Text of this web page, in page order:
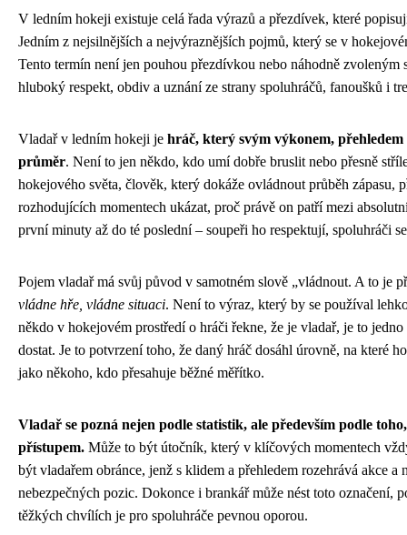
V ledním hokeji existuje celá řada výrazů a přezdívek, které
Jedním z nejsilnějších a nejvýraznějších pojmů, který se v
Tento termín není jen pouhou přezdívkou nebo náhodně zvoleným
hluboký respekt, obdiv a uznání ze strany spoluhráčů, fanoušků i
Vladař v ledním hokeji je hráč, který svým výkonem,
průměr. Není to jen někdo, kdo umí dobře bruslit nebo přesně
hokejového světa, člověk, který dokáže ovládnout průběh zápasu,
rozhodujících momentech ukázat, proč právě on patří mezi
první minuty až do té poslední – soupeři ho respektují, spoluhráči
Pojem vladař má svůj původ v samotném slově „vládnout. A to je
vládne hře, vládne situaci. Není to výraz, který by se používal
někdo v hokejovém prostředí o hráči řekne, že je vladař, je to
dostat. Je to potvrzení toho, že daný hráč dosáhl úrovně, na které
jako někoho, kdo přesahuje běžné měřítko.
Vladař se pozná nejen podle statistik, ale především podle
přístupem. Může to být útočník, který v klíčových momentech
být vladařem obránce, jenž s klidem a přehledem rozehrává akce a
nebezpečných pozic. Dokonce i brankář může nést toto označení,
těžkých chvílích je pro spoluhráče pevnou oporou.